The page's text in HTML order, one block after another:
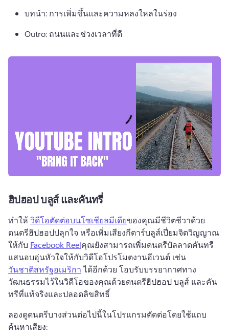
บทนํา: การเพิ่มขึ้นและความหลงใหลในร่อง
Outro: ถนนและช่วงเวลาที่ดี
ฮิปฮอป บลูส์ และคันทรี่
ทำให้ วิดีโอตัดต่อบนโซเชียลมีเดียของคุณมีชีวิตชีวาด้วย
ดนตรีฮิปฮอปปลุกใจ หรือเพิ่มเสียงกีตาร์บลูส์เปี่ยมจิตวิญญาณ
ให้กับ Facebook Reelคุณยังสามารถเพิ่มดนตรีบัลลาดคันทรี
แสนอบอุ่นหัวใจให้กับวิดีโอโปรโมตงานอีเวนต์ เช่น
วันชาติสหรัฐอเมริกา ได้อีกด้วย โอบรับบรรยากาศทาง
วัฒนธรรมไว้ในวิดีโอของคุณด้วยดนตรีฮิปฮอป บลูส์ และคัน
ทรีที่แท้จริงและปลอดลิขสิทธิ์
ลองดูดนตรีบางส่วนต่อไปนี้ในโปรแกรมตัดต่อโดยใช้แถบ
ค้นหาเสียง: